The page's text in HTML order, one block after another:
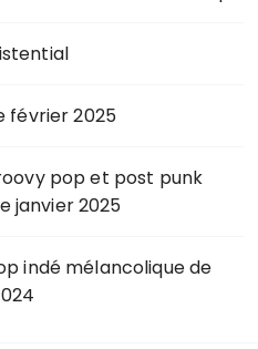
février 2025
pop et post punk
janvier 2025
indé mélancolique de